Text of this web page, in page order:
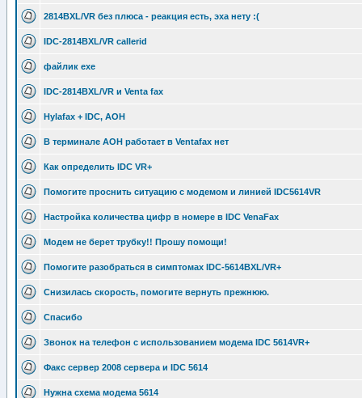
2814BXL/VR без плюса - реакция есть, эха нету :(
IDC-2814BXL/VR callerid
файлик exe
IDC-2814BXL/VR и Venta fax
Hylafax + IDC, АОН
В терминале АОН работает в Ventafax нет
Как определить IDC VR+
Помогите проснить ситуацию с модемом и линией IDC5614VR
Настройка количества цифр в номере в IDC VenaFax
Модем не берет трубку!! Прошу помощи!
Помогите разобраться в симптомах IDC-5614BXL/VR+
Снизилась скорость, помогите вернуть прежнюю.
Спасибо
Звонок на телефон с использованием модема IDC 5614VR+
Факс сервер 2008 сервера и IDC 5614
Нужна схема модема 5614